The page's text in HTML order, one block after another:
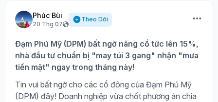
Phúc Bùi
20 Thg 07
Theo Dõi
Đạm Phú Mỹ (DPM) bất ngờ nâng cổ tức lên 15%,
nhà đầu tư chuẩn bị "may túi 3 gang" nhận "mưa
tiền mặt" ngay trong tháng này!
Tin vui bất ngờ cho các cổ đông của Đạm Phú Mỹ
(DPM) đây! Doanh nghiệp vừa chốt phương án chia